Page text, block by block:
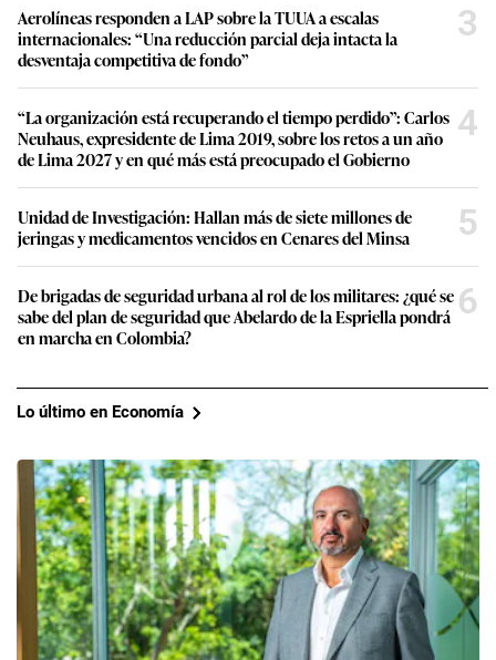
Aerolíneas responden a LAP sobre la TUUA a escalas
internacionales: “Una reducción parcial deja intacta la
desventaja competitiva de fondo”
3
“La organización está recuperando el tiempo perdido”: Carlos
Neuhaus, expresidente de Lima 2019, sobre los retos a un año
de Lima 2027 y en qué más está preocupado el Gobierno
4
Unidad de Investigación: Hallan más de siete millones de
jeringas y medicamentos vencidos en Cenares del Minsa
5
De brigadas de seguridad urbana al rol de los militares: ¿qué se
sabe del plan de seguridad que Abelardo de la Espriella pondrá
en marcha en Colombia?
6
Lo último en Economía